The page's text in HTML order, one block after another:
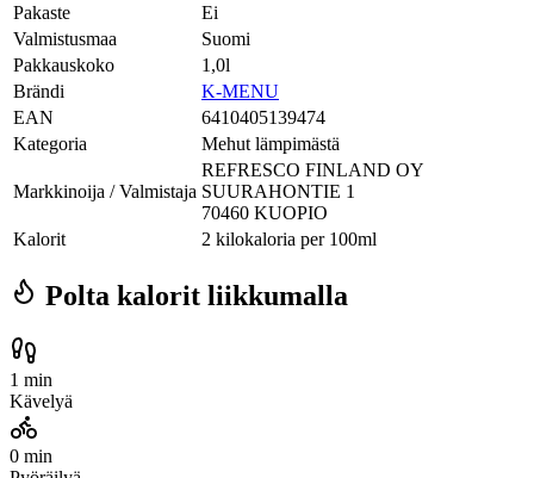
Pakaste
Ei
Valmistusmaa
Suomi
Pakkauskoko
1,0l
Brändi
K-MENU
EAN
6410405139474
Kategoria
Mehut lämpimästä
Markkinoija / Valmistaja
REFRESCO FINLAND OY
SUURAHONTIE 1
70460 KUOPIO
Kalorit
2 kilokaloria per 100ml
Polta kalorit liikkumalla
1 min
Kävelyä
0 min